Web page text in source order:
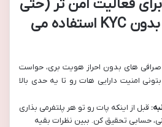
فعالیت امن تر (حتی
اگه از روش های بدون KYC استفاده می
های بدون احراز هویت بری، حواست
امنیت دارایی هات رو تا یه حدی بالا
قبل از اینکه پات رو تو هر پلتفرمی بذاری
حسابی تحقیق کن. ببین نظرات بقیه